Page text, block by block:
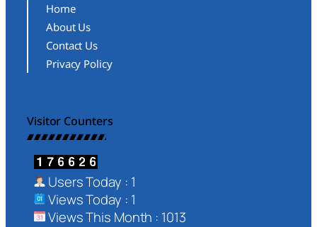
Home
About Us
Contact Us
Privacy Policy
Visitor Counters
Users Today : 1
Views Today : 1
Views This Month : 1013